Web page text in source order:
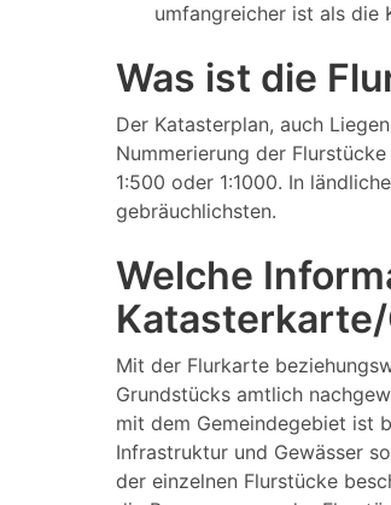
umfangreicher ist als die
Was ist die
Der Katasterplan, auch
Nummerierung der
1:500 oder 1:1000. In
gebräuchlichsten.
Welche
Mit der Flurkarte
Grundstücks amtlich
mit dem Gemeindegebiet ist
Infrastruktur und Gewässer
der einzelnen Flurstücke